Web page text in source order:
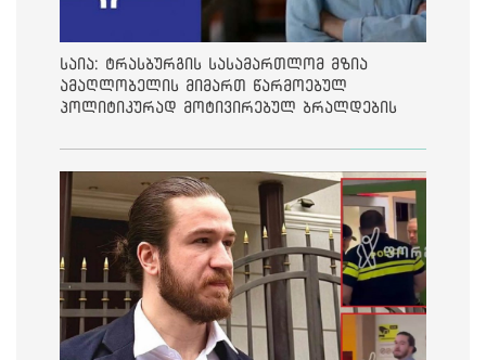
საია: ტრასბურგის სასამართლომ მზია
ამაღლობელის მიმართ წარმოებულ
პოლიტიკურად მოტივირებულ ბრალდების